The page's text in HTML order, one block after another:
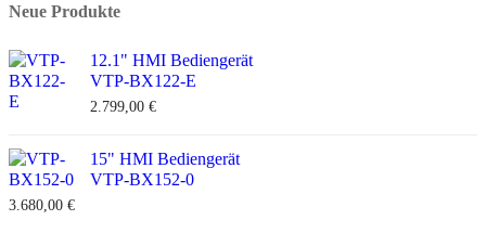
Neue Produkte
12.1" HMI Bediengerät
VTP-BX122-E
2.799,00 €
15" HMI Bediengerät
VTP-BX152-0
3.680,00 €